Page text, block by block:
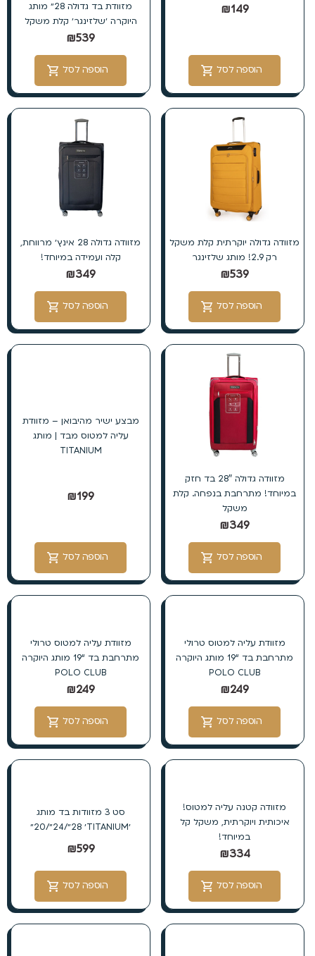
₪149
הוספה לסל
מזוודת בד גדולה 28״ מותג
היוקרה ׳שלזינגר׳ קלת משקל
₪539
הוספה לסל
מזוודה גדולה יוקרתית קלת משקל
רק 2.9! מותג שלזינגר
₪539
הוספה לסל
מזוודה גדולה 28 אינץ׳ מרווחת,
קלה ועמידה במיוחד!
₪349
הוספה לסל
מזוודה גדולה 28″ בד חזק
במיוחד! מתרחבת בנפחה. קלת
משקל
₪349
הוספה לסל
מבצע ישיר מהיבואן – מזוודת
עליה למטוס מבד | מותג
TITANIUM
₪199
הוספה לסל
מזוודת עליה למטוס טרולי
מתרחבת בד “19 מותג היוקרה
POLO CLUB
₪249
הוספה לסל
מזוודת עליה למטוס טרולי
מתרחבת בד “19 מותג היוקרה
POLO CLUB
₪249
הוספה לסל
מזוודה קטנה עליה למטוס!
איכותית ויוקרתית, משקל קל
במיוחד!
₪334
הוספה לסל
סט 3 מזוודות בד מותג
׳TITANIUM׳ 28״/24״/20״
₪599
הוספה לסל